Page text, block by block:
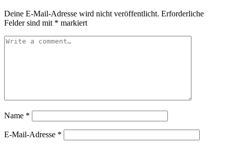
Deine E-Mail-Adresse wird nicht veröffentlicht. Erforderliche
Felder sind mit * markiert
Name *
E-Mail-Adresse *